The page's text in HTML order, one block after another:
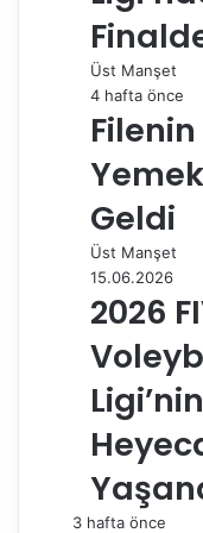
Üst Manşet
4 hafta önce
Geldi
Üst Manşet
15.06.2026
2026
3 hafta önce